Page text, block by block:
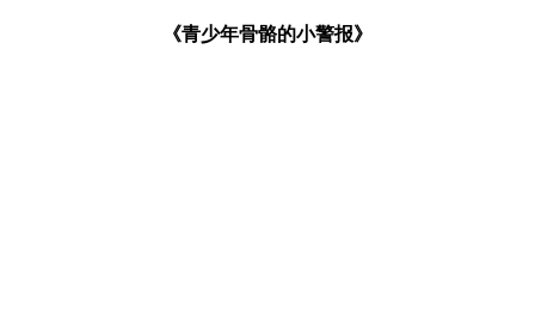
《青少年骨骼的小警报》